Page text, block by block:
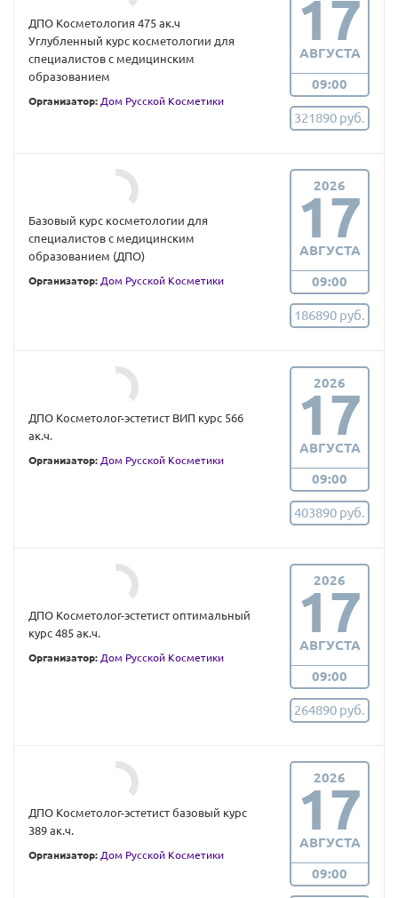
ДПО Косметология 475 ак.ч
Углубленный курс косметологии для
специалистов с медицинским
образованием
Организатор: Дом Русской Косметики
17
АВГУСТА
09:00
321890 руб.
Базовый курс косметологии для
специалистов с медицинским
образованием (ДПО)
Организатор: Дом Русской Косметики
2026
17
АВГУСТА
09:00
186890 руб.
ДПО Косметолог-эстетист ВИП курс 566
ак.ч.
Организатор: Дом Русской Косметики
2026
17
АВГУСТА
09:00
403890 руб.
ДПО Косметолог-эстетист оптимальный
курс 485 ак.ч.
Организатор: Дом Русской Косметики
2026
17
АВГУСТА
09:00
264890 руб.
ДПО Косметолог-эстетист базовый курс
389 ак.ч.
Организатор: Дом Русской Косметики
2026
17
АВГУСТА
09:00